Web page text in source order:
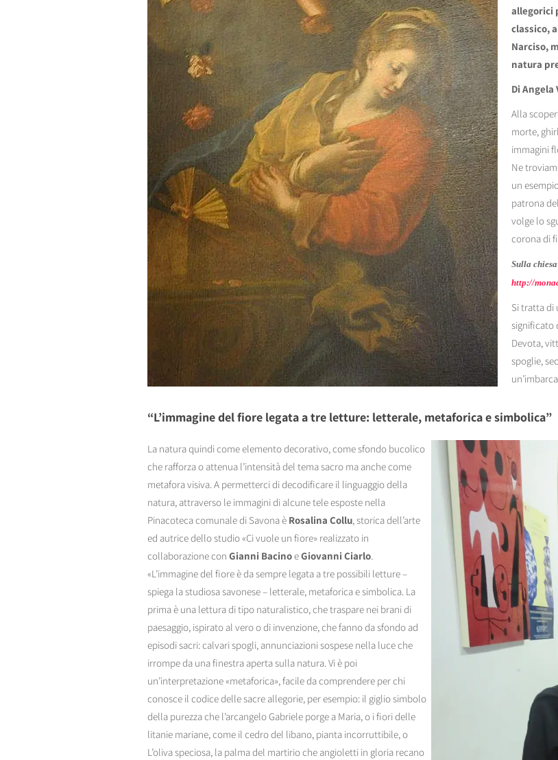
allegorici
classico,
Narciso,
natura
Di Angela
Alla
morte,
immagini
Ne
un
patrona
volge lo
corona di
Sulla
http://
Si tratta di
significato
Devota,
spoglie,
“L’immagine del fiore legata a tre letture: letterale, metaforica e simbolica”
La natura quindi come elemento decorativo, come sfondo bucolico
che rafforza o attenua l’intensità del tema sacro ma anche come
metafora visiva. A permetterci di decodificare il linguaggio della
natura, attraverso le immagini di alcune tele esposte nella
Pinacoteca comunale di Savona è Rosalina Collu, storica dell’arte
ed autrice dello studio «Ci vuole un fiore» realizzato in
collaborazione con Gianni BacinoeGiovanni Ciarlo.
«L’immagine del fiore è da sempre legata a tre possibili letture –
spiega la studiosa savonese – letterale, metaforica e simbolica. La
prima è una lettura di tipo naturalistico, che traspare nei brani di
paesaggio, ispirato al vero o di invenzione, che fanno da sfondo ad
episodi sacri: calvari spogli, annunciazioni sospese nella luce che
irrompe da una finestra aperta sulla natura. Vi è poi
un’interpretazione «metaforica», facile da comprendere per chi
conosce il codice delle sacre allegorie, per esempio: il giglio simbolo
della purezza che l’arcangelo Gabriele porge a Maria, o i fiori delle
litanie mariane, come il cedro del libano, pianta incorruttibile, o
L’oliva speciosa, la palma del martirio che angioletti in gloria recano